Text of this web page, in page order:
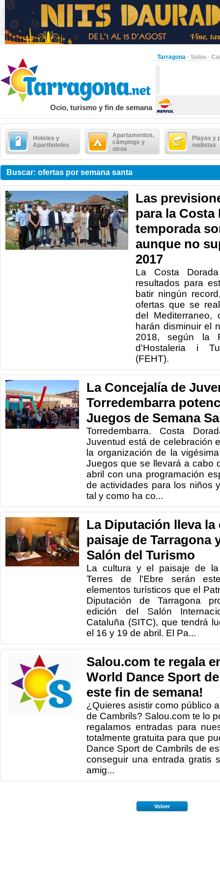
Tarragona · Salou ·
Ocio, turismo y fin de semana
Hoteles y
Aparthoteles
Apartamentos,
cámpings y
otros
Playas y
nudistas
Buscar: ofertas por semana santa
Las
para la Costa
temporada
aunque no
2017
La Costa
resultados para
batir ningún
ofertas que se
del Mediterraneo,
harán disminuir el
2018, según la
d'Hostaleria i
(FEHT).
La Concejalía de
Torredembarra
Juegos de Semana
Torredembarra. Costa
Juventud está de celebración
la organización de la
Juegos que se llevará a cabo
abril con una programación
de actividades para los niños
tal y como ha co...
La Diputación lleva la
paisaje de Tarragona
Salón del Turismo
La cultura y el paisaje de
Terres de l'Ebre serán
elementos turísticos que el
Diputación de Tarragona
edición del Salón
Cataluña (SITC), que tendrá
el 16 y 19 de abril. El Pa...
Salou.com te regala
World Dance Sport
este fin de semana!
¿Quieres asistir como público
de Cambrils? Salou.com te lo
regalamos entradas para
totalmente gratuita para que
Dance Sport de Cambrils de
conseguir una entrada gratis
amig...
Volver